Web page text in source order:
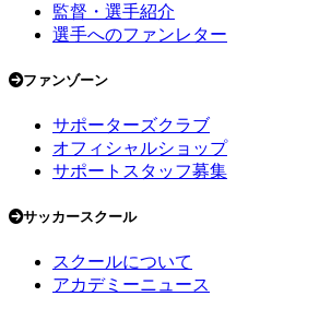
監督・選手紹介
選手へのファンレター
ファンゾーン
サポーターズクラブ
オフィシャルショップ
サポートスタッフ募集
サッカースクール
スクールについて
アカデミーニュース